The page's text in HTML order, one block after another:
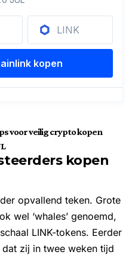
voor veilig crypto kopen
kopen
opvallend teken. Grote
wel ‘whales’ genoemd,
LINK-tokens. Eerder
zij in twee weken tijd